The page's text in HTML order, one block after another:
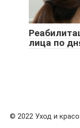
лица по
© 2022 Уход и